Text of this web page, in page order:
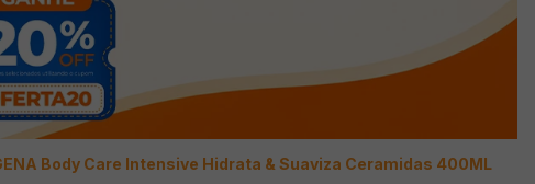
Body Care Intensive Hidrata & Suaviza Ceramidas 400ML